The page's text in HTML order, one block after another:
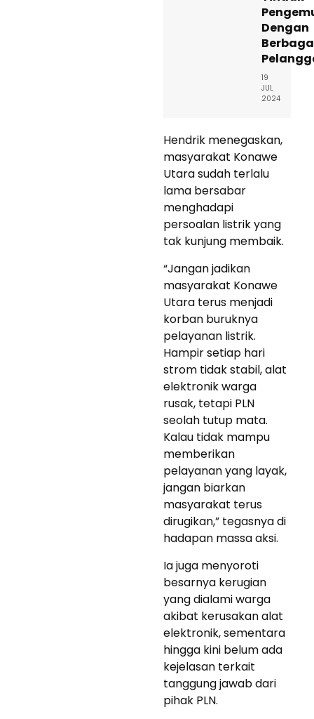
Dengan
19
JUL
2024
Hendrik menegaskan,
masyarakat Konawe
Utara sudah terlalu
lama bersabar
menghadapi
persoalan listrik yang
tak kunjung membaik.
“Jangan jadikan
masyarakat Konawe
Utara terus menjadi
korban buruknya
pelayanan listrik.
Hampir setiap hari
strom tidak stabil, alat
elektronik warga
rusak, tetapi PLN
seolah tutup mata.
Kalau tidak mampu
memberikan
pelayanan yang layak,
jangan biarkan
masyarakat terus
dirugikan,” tegasnya di
hadapan massa aksi.
Ia juga menyoroti
besarnya kerugian
yang dialami warga
akibat kerusakan alat
elektronik, sementara
hingga kini belum ada
kejelasan terkait
tanggung jawab dari
pihak PLN.